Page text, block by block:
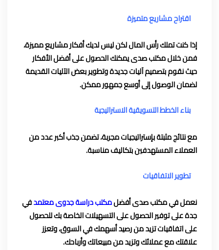
اقتراح مشاريع متميزة
إذا كنت تملك رأس المال لكن ليس لديكأفكار مشاريع مميزة،
فمن خلال مكتب صدى يمكنك الحصول على أفضل الأفكار
حيث نقوم بتصميم آليات جديدة وتطوير بعض الآليات القديمة
لضمان الوصول إلى أوسع جمهور ممكن.
بناء الخطط التسويقية الاستراتيجية
مع نتائج مثبتة بإستراتيجيات مجربة، تضمن جذب أكبر عدد من
العملاء المستهدفين بتكاليف مناسبة.
تطوير الاتفاقيات
نعمل في مكتب صدى أفضلمكتب دراسة جدوى معتمدفي
جدة على توفير الحصول على التسهيلات الخاصة بك للحصول
على اتفاقيات تزيد من رصيد أسهمك في السوق، وتعزز
علاقتك مع عملائك وتزيد من مبيعاتك وأرباحك.